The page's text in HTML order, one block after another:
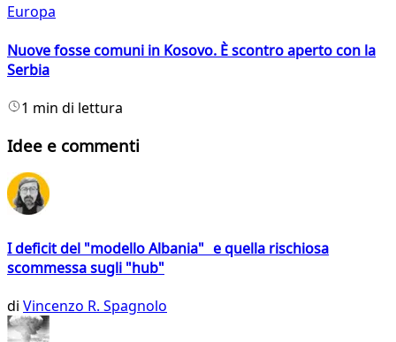
Europa
Nuove fosse comuni in Kosovo. È scontro aperto con la
Serbia
1 min di lettura
Idee e commenti
I deficit del "modello Albania" e quella rischiosa
scommessa sugli "hub"
di Vincenzo R. Spagnolo